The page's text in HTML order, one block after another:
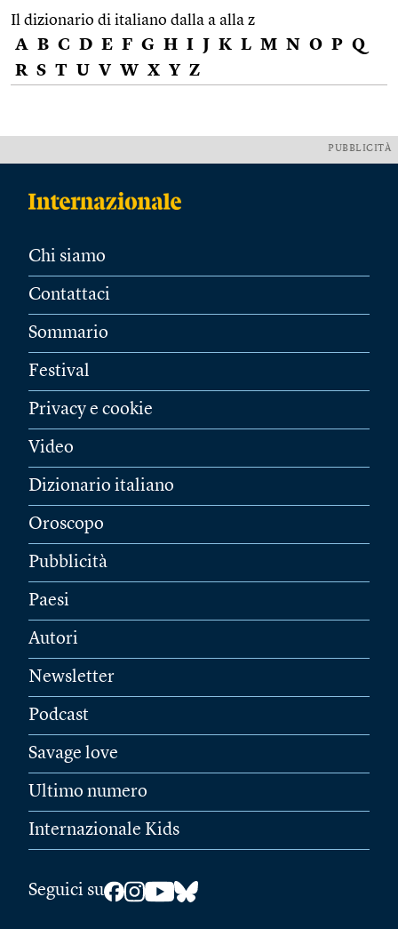
Il dizionario di italiano dalla a alla z
A B C D E F G H I J K L M N O P Q
R S T U V W X Y Z
PUBBLICITÀ
Chi siamo
Contattaci
Sommario
Festival
Privacy e cookie
Video
Dizionario italiano
Oroscopo
Pubblicità
Paesi
Autori
Newsletter
Podcast
Savage love
Ultimo numero
Internazionale Kids
Seguici su